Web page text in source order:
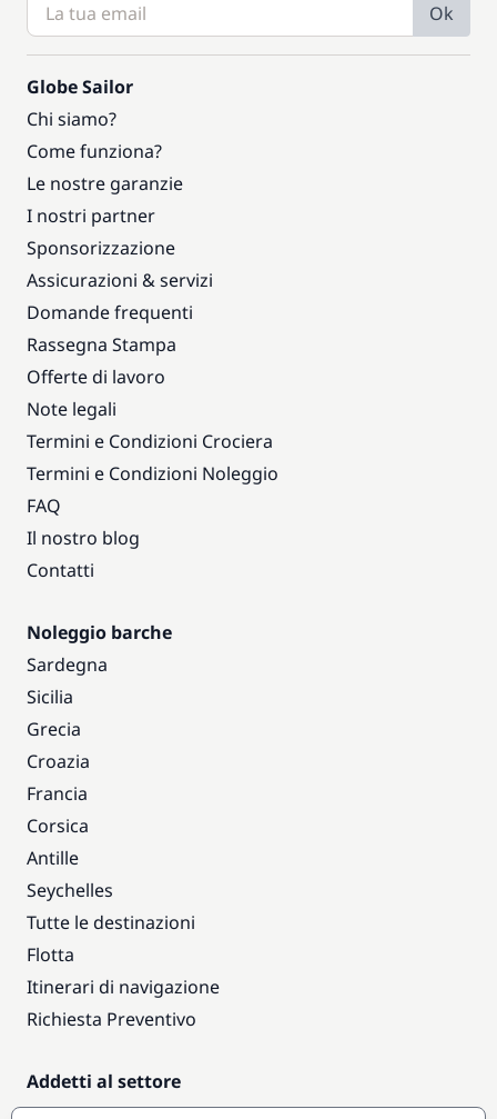
Ok
Globe Sailor
Chi siamo?
Come funziona?
Le nostre garanzie
I nostri partner
Sponsorizzazione
Assicurazioni & servizi
Domande frequenti
Rassegna Stampa
Offerte di lavoro
Note legali
Termini e Condizioni Crociera
Termini e Condizioni Noleggio
FAQ
Il nostro blog
Contatti
Noleggio barche
Sardegna
Sicilia
Grecia
Croazia
Francia
Corsica
Antille
Seychelles
Tutte le destinazioni
Flotta
Itinerari di navigazione
Richiesta Preventivo
Addetti al settore
Accesso armatori